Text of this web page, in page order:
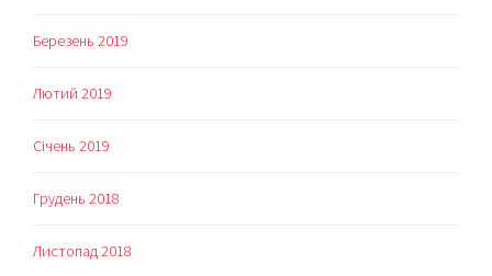
Березень 2019
Лютий 2019
Січень 2019
Грудень 2018
Листопад 2018